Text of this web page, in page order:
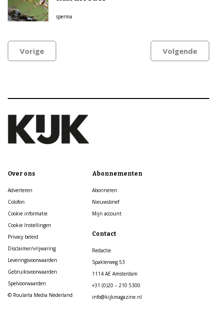
sperma
Vorige Volgende
Over ons
Adverteren
Colofon
Cookie informatie
Cookie Instellingen
Privacy beleid
Disclaimer/vrijwaring
Leveringsvoorwaarden
Gebruiksvoorwaarden
Spelvoorwaarden
© Roularta Media Nederland
Abonnementen
Abonneren
Nieuwsbrief
Mijn account
Contact
Redactie
Spaklerweg 53
1114 AE Amsterdam
+31 (0)20 – 210 5300
info@kijkmagazine.nl